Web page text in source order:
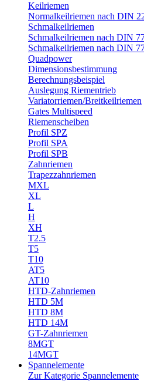
Keilriemen
Normalkeilriemen nach DIN
Schmalkeilriemen
Schmalkeilriemen nach DIN
Schmalkeilriemen nach DIN
Quadpower
Dimensionsbestimmung
Berechnungsbeispiel
Auslegung Riementrieb
Variatorriemen/Breitkeilriemen
Gates Multispeed
Riemenscheiben
Profil SPZ
Profil SPA
Profil SPB
Zahnriemen
Trapezzahnriemen
MXL
XL
L
H
XH
T2.5
T5
T10
AT5
AT10
HTD-Zahnriemen
HTD 5M
HTD 8M
HTD 14M
GT-Zahnriemen
8MGT
14MGT
Spannelemente
Zur Kategorie Spannelemente